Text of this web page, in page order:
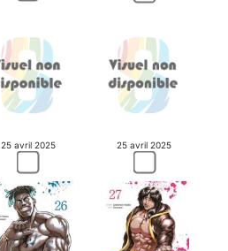
25 avril 2025 25 avril 2025